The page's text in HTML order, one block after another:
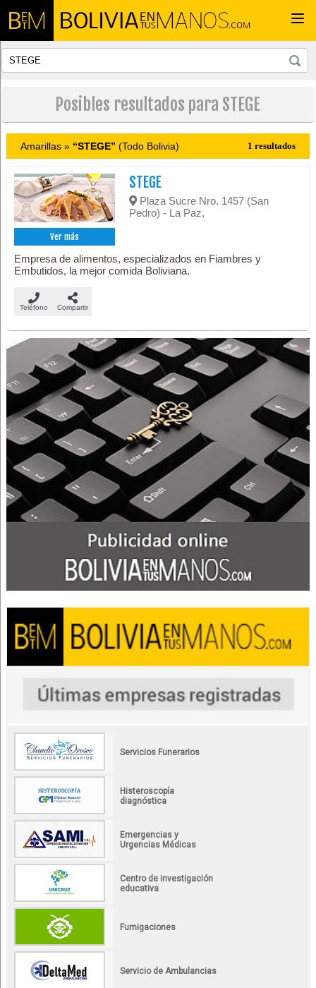
Posibles resultados para STEGE
Amarillas » “STEGE” (Todo Bolivia) 1 resultados
Ver más
STEGE
Plaza Sucre Nro. 1457 (San
Pedro) - La Paz,
Empresa de alimentos, especializados en Fiambres y
Embutidos, la mejor comida Boliviana.
Teléfono Compartir
Servicios Funerarios
Histeroscopía
diagnóstica
Emergencias y
Urgencias Médicas
Centro de investigación
educativa
Fumigaciones
Servicio de Ambulancias